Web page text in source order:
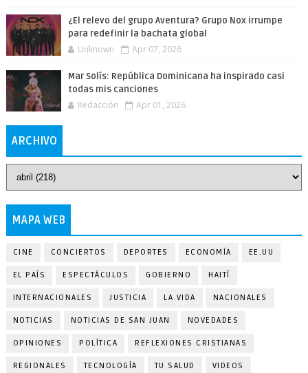
¿El relevo del grupo Aventura? Grupo Nox irrumpe
para redefinir la bachata global
Unknown Apr 07, 2026
Mar Solís: República Dominicana ha inspirado casi
todas mis canciones
Redacción Apr 01, 2026
ARCHIVO
MAPA WEB
CINE CONCIERTOS DEPORTES ECONOMÍA EE.UU
EL PAÍS ESPECTÁCULOS GOBIERNO HAITÍ
INTERNACIONALES JUSTICIA LA VIDA NACIONALES
NOTICIAS NOTICIAS DE SAN JUAN NOVEDADES
OPINIONES POLÍTICA REFLEXIONES CRISTIANAS
REGIONALES TECNOLOGÍA TU SALUD VIDEOS